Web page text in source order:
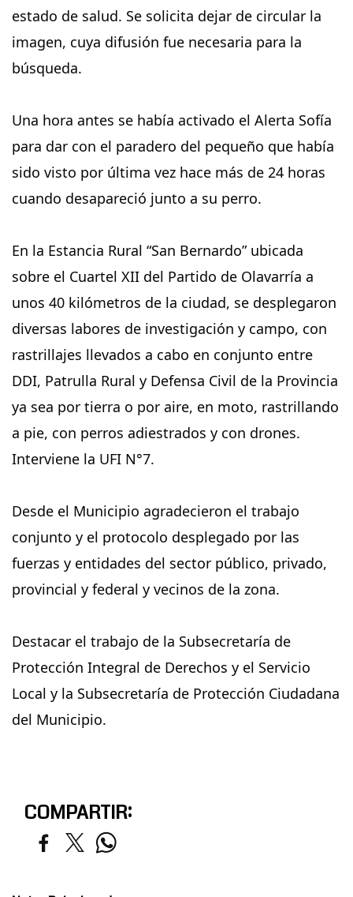
estado de salud. Se solicita dejar de circular la
imagen, cuya difusión fue necesaria para la
búsqueda.
Una hora antes se había activado el Alerta Sofía
para dar con el paradero del pequeño que había
sido visto por última vez hace más de 24 horas
cuando desapareció junto a su perro.
En la Estancia Rural “San Bernardo” ubicada
sobre el Cuartel XII del Partido de Olavarría a
unos 40 kilómetros de la ciudad, se desplegaron
diversas labores de investigación y campo, con
rastrillajes llevados a cabo en conjunto entre
DDI, Patrulla Rural y Defensa Civil de la Provincia
ya sea por tierra o por aire, en moto, rastrillando
a pie, con perros adiestrados y con drones.
Interviene la UFI N°7.
Desde el Municipio agradecieron el trabajo
conjunto y el protocolo desplegado por las
fuerzas y entidades del sector público, privado,
provincial y federal y vecinos de la zona.
Destacar el trabajo de la Subsecretaría de
Protección Integral de Derechos y el Servicio
Local y la Subsecretaría de Protección Ciudadana
del Municipio.
COMPARTIR: